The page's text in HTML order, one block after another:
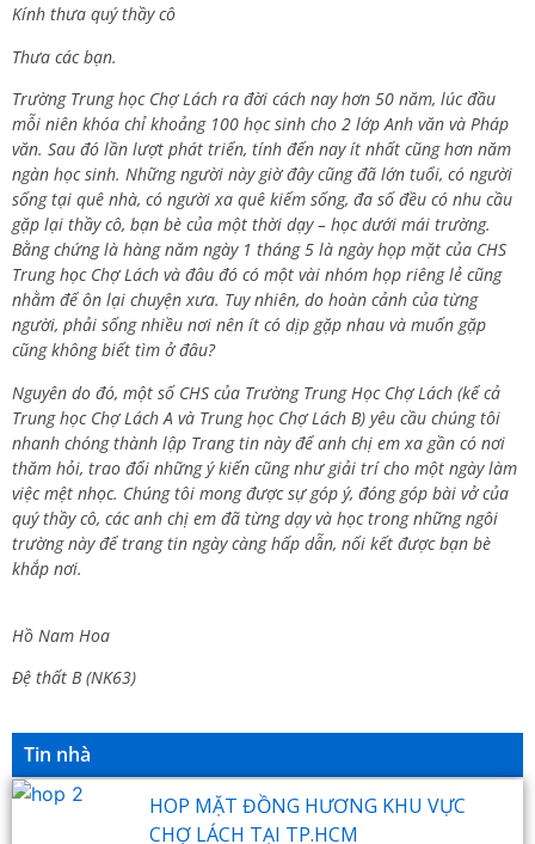
Kính thưa quý thầy cô
Thưa các bạn.
Trường Trung học Chợ Lách ra đời cách nay hơn 50 năm, lúc đầu
mỗi niên khóa chỉ khoảng 100 học sinh cho 2 lớp Anh văn và Pháp
văn. Sau đó lần lượt phát triển, tính đến nay ít nhất cũng hơn năm
ngàn học sinh. Những người này giờ đây cũng đã lớn tuổi, có người
sống tại quê nhà, có người xa quê kiếm sống, đa số đều có nhu cầu
gặp lại thầy cô, bạn bè của một thời dạy – học dưới mái trường.
Bằng chứng là hàng năm ngày 1 tháng 5 là ngày họp mặt của CHS
Trung học Chợ Lách và đâu đó có một vài nhóm họp riêng lẻ cũng
nhằm để ôn lại chuyện xưa. Tuy nhiên, do hoàn cảnh của từng
người, phải sống nhiều nơi nên ít có dịp gặp nhau và muốn gặp
cũng không biết tìm ở đâu?
Nguyên do đó, một số CHS của Trường Trung Học Chợ Lách (kể cả
Trung học Chợ Lách A và Trung học Chợ Lách B) yêu cầu chúng tôi
nhanh chóng thành lập Trang tin này để anh chị em xa gần có nơi
thăm hỏi, trao đổi những ý kiến cũng như giải trí cho một ngày làm
việc mệt nhọc. Chúng tôi mong được sự góp ý, đóng góp bài vở của
quý thầy cô, các anh chị em đã từng dạy và học trong những ngôi
trường này để trang tin ngày càng hấp dẫn, nối kết được bạn bè
khắp nơi.
Hồ Nam Hoa
Đệ thất B (NK63)
Tin nhà
HOP MẶT ĐỒNG HƯƠNG KHU VỰC
CHỢ LÁCH TẠI TP.HCM